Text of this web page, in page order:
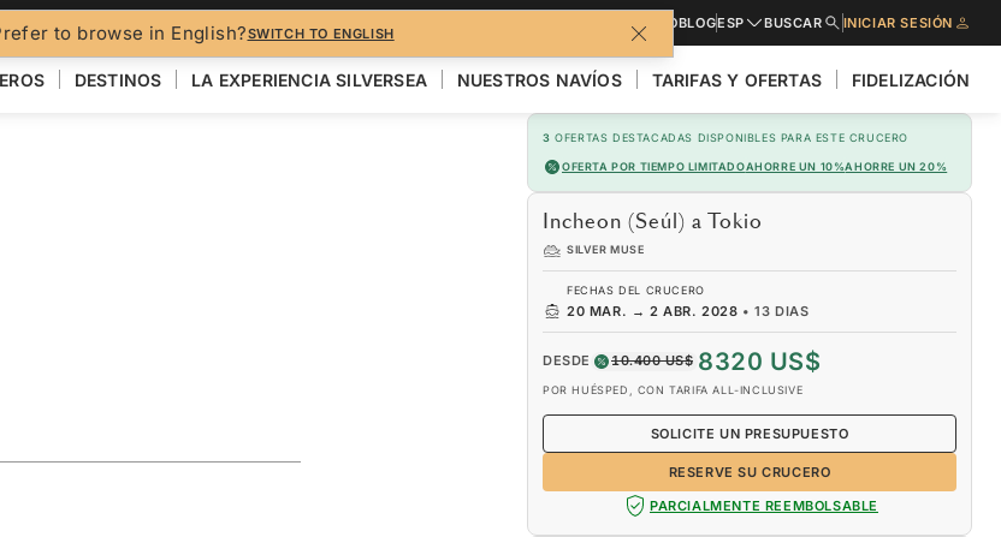
to browse in English?SWITCH TO ENGLISH
SOLICITE PRESUPUESTOBLOGESP BUSCAR INICIAR SESIÓN
DESTINOS LA EXPERIENCIA SILVERSEA NUESTROS NAVÍOS TARIFAS Y OFERTAS FIDELIZACIÓN
3 OFERTAS DESTACADAS DISPONIBLES PARA ESTE CRUCERO
OFERTA POR TIEMPO LIMITADOAHORRE UN 10%AHORRE UN 20%
Incheon (Seúl) a Tokio
SILVER MUSE
FECHAS DEL CRUCERO
20 MAR. → 2 ABR. 2028 •13 DIAS
DESDE 10.400 US$ 8320 US$
POR HUÉSPED, CON TARIFA ALL-INCLUSIVE
RESERVE SU CRUCERO
SOLICITE UN PRESUPUESTO
PARCIALMENTE REEMBOLSABLE